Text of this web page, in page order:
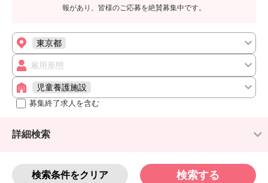
報があり、皆様のご応募を絶賛募集中です。
東京都
雇用形態
児童養護施設
募集終了求人を含む
詳細検索
検索条件をクリア 検索する